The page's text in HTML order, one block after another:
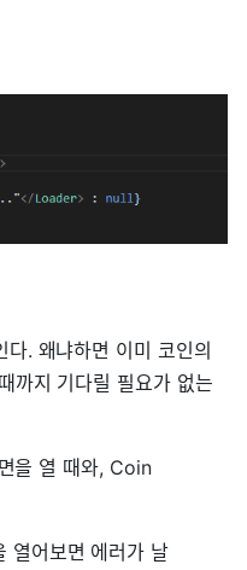
. 왜냐하면 이미 코인의
까지 기다릴 필요가 없는
을 열 때와, Coin
열어보면 에러가 날